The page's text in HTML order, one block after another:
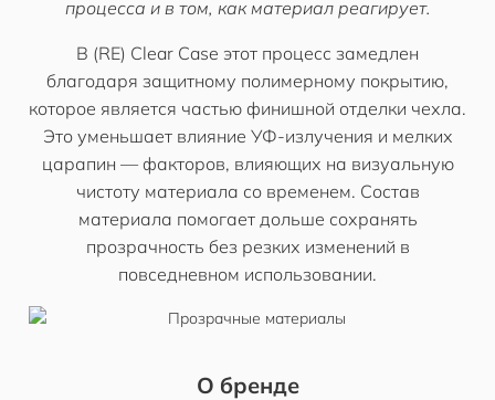
процесса и в том, как материал реагирует.
В (RE) Clear Case этот процесс замедлен
благодаря защитному полимерному покрытию,
которое является частью финишной отделки чехла.
Это уменьшает влияние УФ-излучения и мелких
царапин — факторов, влияющих на визуальную
чистоту материала со временем. Состав
материала помогает дольше сохранять
прозрачность без резких изменений в
повседневном использовании.
О бренде